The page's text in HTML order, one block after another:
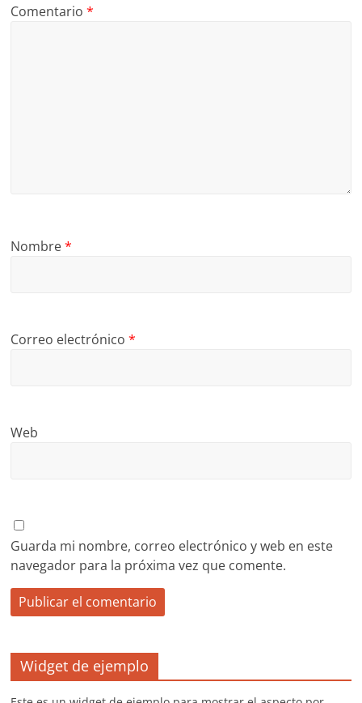
Comentario*
Nombre*
Correo electrónico*
Web
Guarda mi nombre, correo electrónico y web en este
navegador para la próxima vez que comente.
Widget de ejemplo